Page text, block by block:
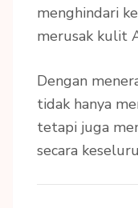
menghindari
merusak kulit
Dengan
tidak hanya
tetapi juga
secara